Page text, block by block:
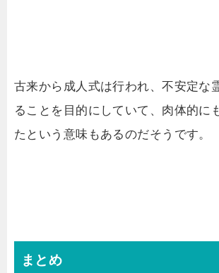
古来から成人式は行われ、不安定な
ることを目的にしていて、肉体的に
たという意味もあるのだそうです。
まとめ